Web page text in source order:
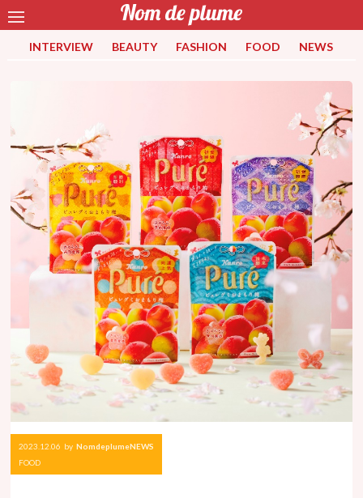
INTERVIEW BEAUTY FASHION FOOD NEWS
2023.12.06 by NomdeplumeNEWS
FOOD